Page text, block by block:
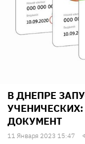
В ДНЕПРЕ
ДОКУМЕНТ
11 Января 2023 15:47